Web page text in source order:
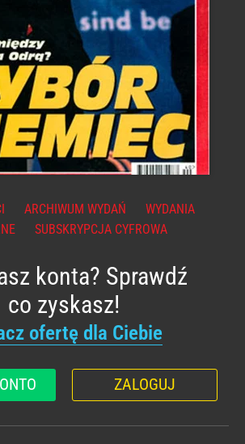
ARCHIWUM WYDAŃ
WYDANIA
SUBSKRYPCJA CYFROWA
konta? Sprawdź
co zyskasz!
ofertę dla Ciebie
ZALOGUJ